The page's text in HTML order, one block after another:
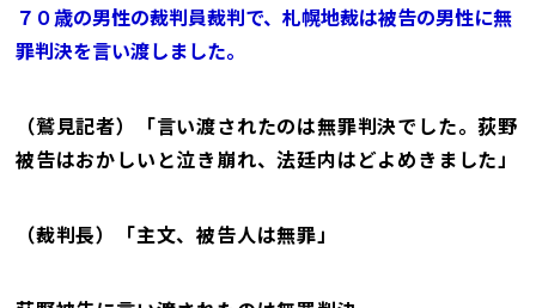
７０歳の男性の裁判員裁判で、札幌地裁は被告の男性に無
罪判決を言い渡しました。
（鷲見記者）「言い渡されたのは無罪判決でした。荻野
被告はおかしいと泣き崩れ、法廷内はどよめきました」
（裁判長）「主文、被告人は無罪」